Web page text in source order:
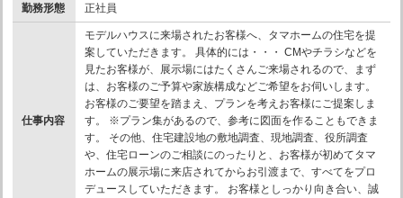
勤務形態 正社員
仕事内容
モデルハウスに来場されたお客様へ、タマホームの住宅を提
案していただきます。 具体的には・・・ CMやチラシなどを
見たお客様が、展示場にはたくさんご来場されるので、まず
は、お客様のご予算や家族構成などご希望をお伺いします。
お客様のご要望を踏まえ、プランを考えお客様にご提案しま
す。 ※プラン集があるので、参考に図面を作ることもできま
す。 その他、住宅建設地の敷地調査、現地調査、役所調査
や、住宅ローンのご相談にのったりと、お客様が初めてタマ
ホームの展示場に来店されてからお引渡まで、すべてをプロ
デュースしていただきます。 お客様としっかり向き合い、誠